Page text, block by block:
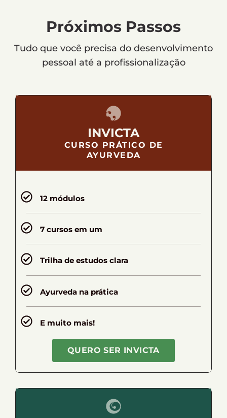
Próximos Passos
Tudo que você precisa do desenvolvimento
pessoal até a profissionalização
INVICTA
CURSO PRÁTICO DE
AYURVEDA
12 módulos
7 cursos em um
Trilha de estudos clara
Ayurveda na prática
E muito mais!
QUERO SER INVICTA